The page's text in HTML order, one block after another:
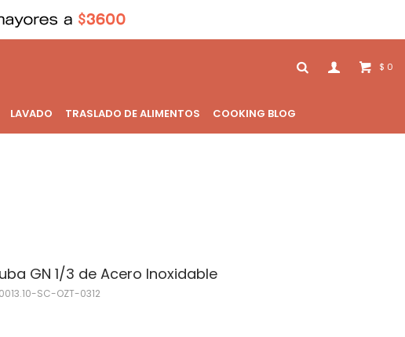
LAVADO TRASLADO DE ALIMENTOS COOKING BLOG
$ 0
GN 1/3 de Acero Inoxidable
SC-OZT-0312